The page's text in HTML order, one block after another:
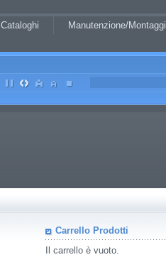
Cataloghi
Manutenzione/Montaggi
Carrello Prodotti
Il carrello è vuoto.